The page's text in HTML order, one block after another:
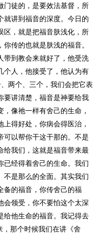
门徒的，是要效法基督，所
就讲到福音的深度。今日的
区，就是把福音肤浅化，所
传的也就是肤浅的福音。
带到教会来就好了，他受洗
个人，他接受了，他认为有
两个、三个，我们会把它表
要讲清楚，福音是神要给我
像祂一样有舍己的生命，
得好处，你病会得医治，
可以帮你干这干那的。不是
给我们，这就是福音带来最
已经得着舍己的生命。我们
不是那么的全面。其实我们
备的福音，你传舍己的福
会领受，你不要怕这个太深
给他生命的福音。我记得去
那个时候我们在讲《舍